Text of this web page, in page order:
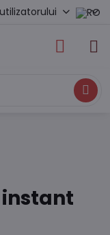
Caută
instant